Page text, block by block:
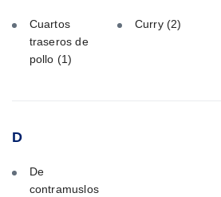
Cuartos
traseros de
pollo (1)
Curry (2)
D
De
contramuslos